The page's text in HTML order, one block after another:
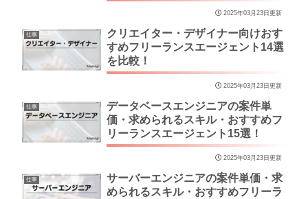
2025年03月23日更新
仕事
クリエイター・デザイナー向けおす
すめフリーランスエージェント14選
を比較！
2025年03月23日更新
仕事
データベースエンジニアの案件単
価・求められるスキル・おすすめフ
リーランスエージェント15選！
2025年03月23日更新
仕事
サーバーエンジニアの案件単価・求
められるスキル・おすすめフリーラ